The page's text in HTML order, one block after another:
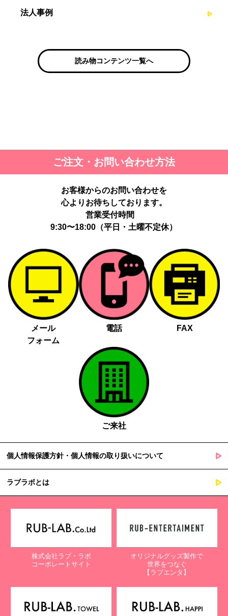
法人事例
読み物コンテンツ一覧へ
ご注文・お問い合わせ方法
お客様からのお問い合わせを
心よりお待ちしております。
営業受付時間
9:30〜18:00（平日・土曜不定休）
メール
フォーム
電話 FAX
ご来社
個人情報保護方針・個人情報の取り扱いについて
ラブラボとは
株式会社ラブ・ラボ
コーポレートサイト
オリジナルグッズ製作で
世界をつなぐ
【ラブエンタ】